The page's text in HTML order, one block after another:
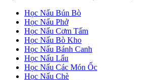
Học Nấu Bún Bò
Học Nấu Phở
Học Nấu Cơm Tấm
Học Nấu Bò Kho
Học Nấu Bánh Canh
Học Nấu Lẩu
Học Nấu Các Món Ốc
Học Nấu Chè